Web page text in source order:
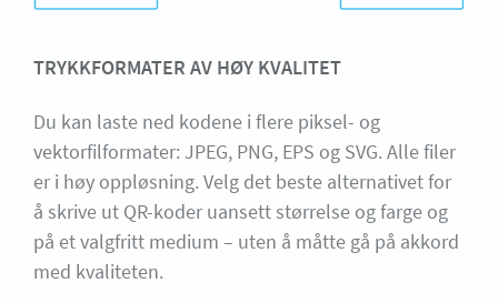
TRYKKFORMATER AV HØY KVALITET
Du kan laste ned kodene i flere piksel- og
vektorfilformater: JPEG, PNG, EPS og SVG. Alle filer
er i høy oppløsning. Velg det beste alternativet for
å skrive ut QR-koder uansett størrelse og farge og
på et valgfritt medium – uten å måtte gå på akkord
med kvaliteten.